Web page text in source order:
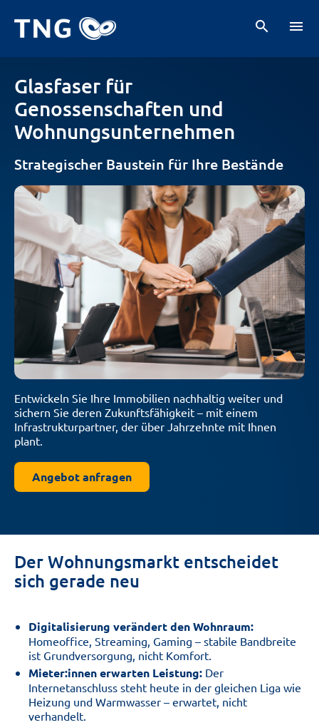
search menu
Neuer Wohnungsmarkt
Glasfaser für
Genossenschaften und
Wohnungsunternehmen
Strategischer Baustein für Ihre Bestände
Entwickeln Sie Ihre Immobilien nachhaltig weiter und
sichern Sie deren Zukunftsfähigkeit – mit einem
Infrastrukturpartner, der über Jahrzehnte mit Ihnen
plant.
Angebot anfragen
Der Wohnungsmarkt entscheidet
sich gerade neu
Digitalisierung verändert den Wohnraum:
Homeoffice, Streaming, Gaming – stabile Bandbreite
ist Grundversorgung, nicht Komfort.
Mieter:innen erwarten Leistung: Der
Internetanschluss steht heute in der gleichen Liga wie
Heizung und Warmwasser – erwartet, nicht
verhandelt.